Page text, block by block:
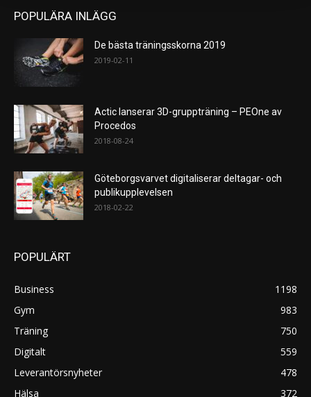
POPULÄRA INLÄGG
De bästa träningsskorna 2019
2019-02-11
Actic lanserar 3D-gruppträning – PEOne av
Procedos
2018-08-24
Göteborgsvarvet digitaliserar deltagar- och
publikupplevelsen
2018-02-22
POPULÄRT
Business
1198
Gym
983
Träning
750
Digitalt
559
Leverantörsnyheter
478
Hälsa
372